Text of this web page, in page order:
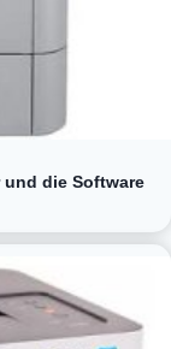
und die Software